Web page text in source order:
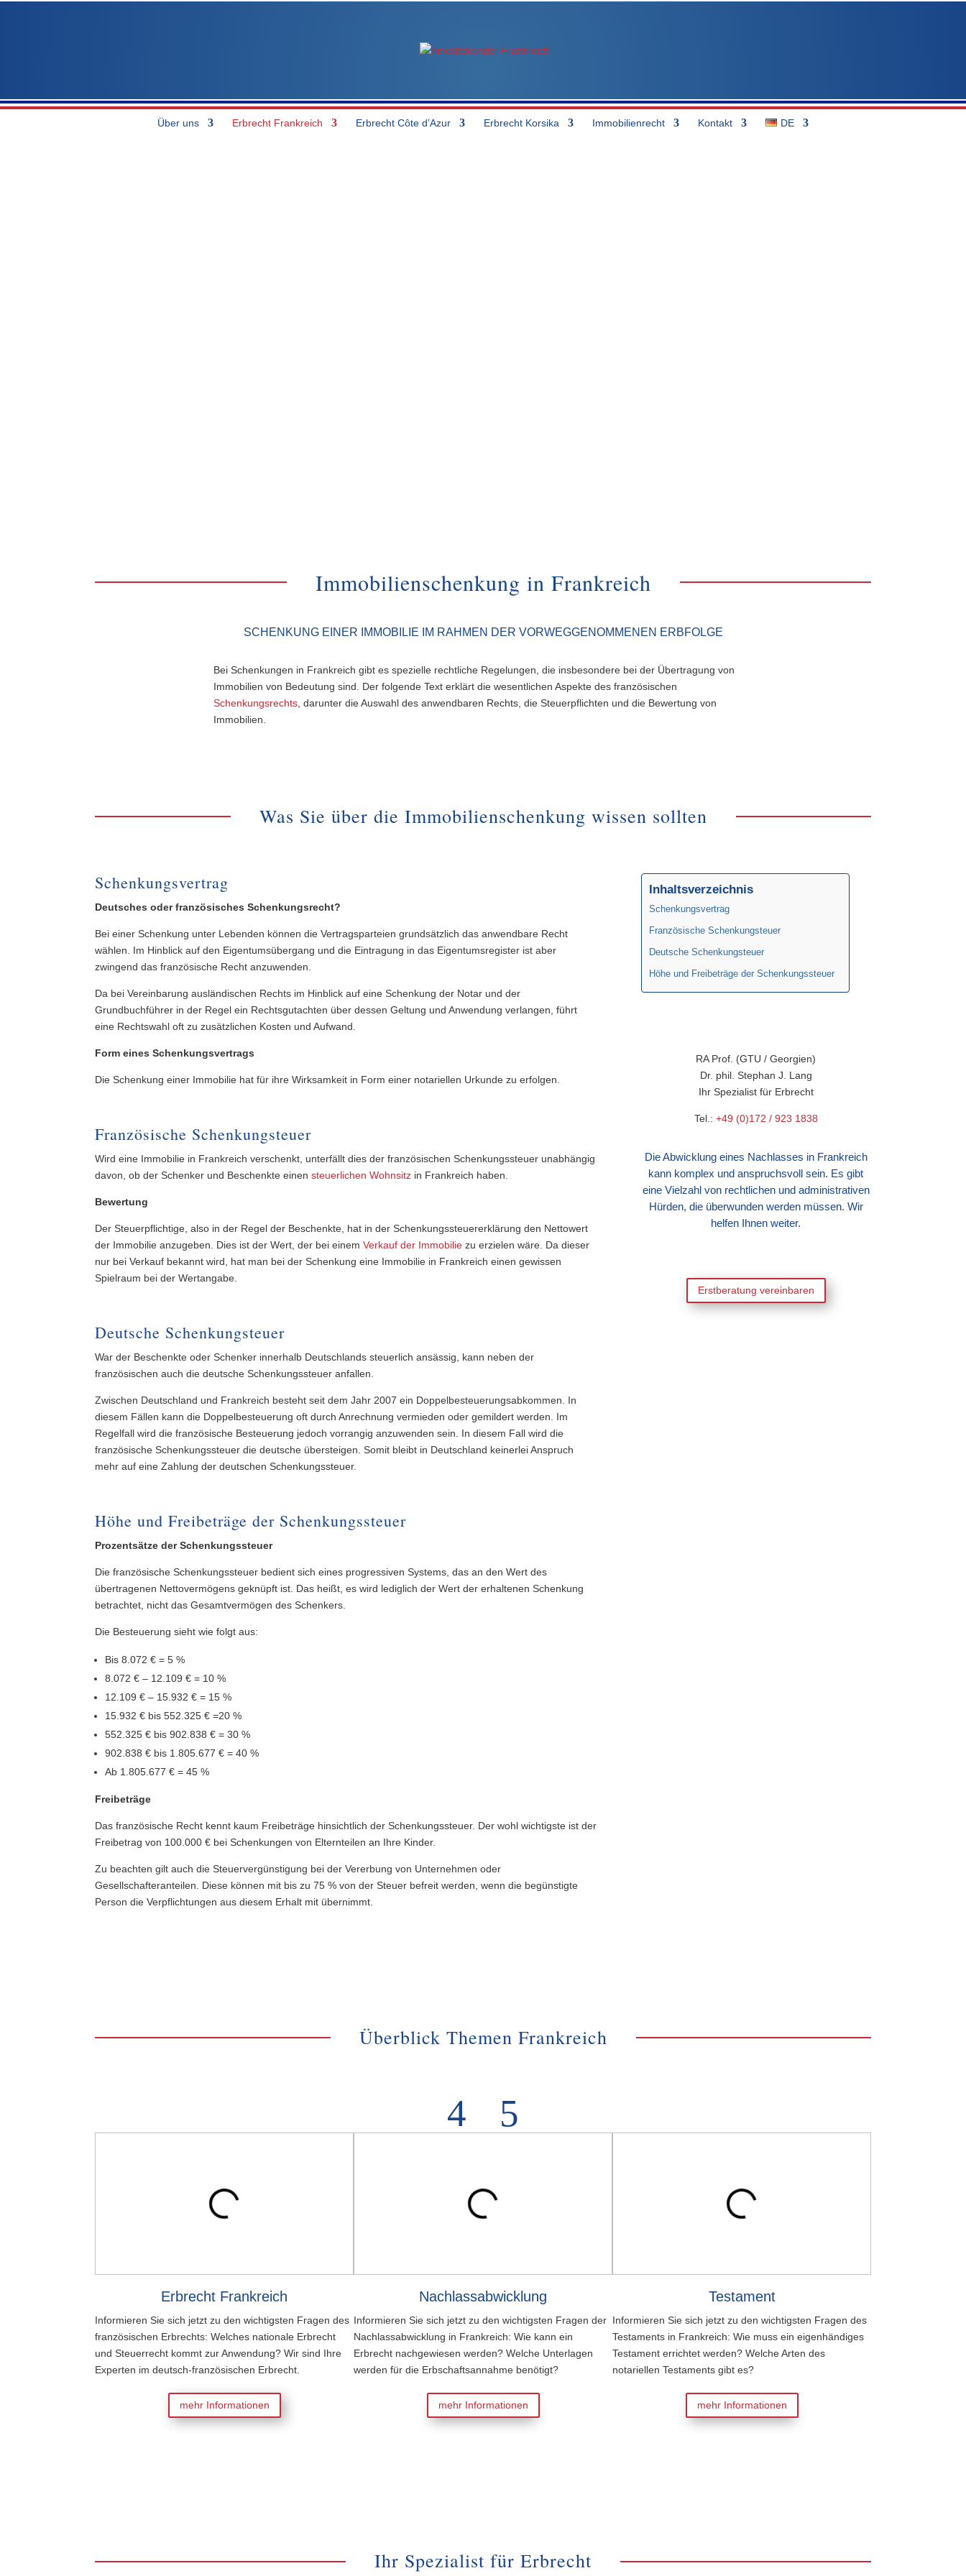
Über uns Erbrecht Frankreich Erbrecht Côte d’Azur Erbrecht Korsika Immobilienrecht Kontakt DE
Immobilienschenkung in Frankreich
SCHENKUNG EINER IMMOBILIE IM RAHMEN DER VORWEGGENOMMENEN ERBFOLGE
Bei Schenkungen in Frankreich gibt es spezielle rechtliche Regelungen, die insbesondere bei der Übertragung von
Immobilien von Bedeutung sind. Der folgende Text erklärt die wesentlichen Aspekte des französischen
Schenkungsrechts , darunter die Auswahl des anwendbaren Rechts, die Steuerpflichten und die Bewertung von
Immobilien.
Was Sie über die Immobilienschenkung wissen sollten
Schenkungsvertrag
Deutsches oder französisches Schenkungsrecht?
Bei einer Schenkung unter Lebenden können die Vertragsparteien grundsätzlich das anwendbare Recht
wählen. Im Hinblick auf den Eigentumsübergang und die Eintragung in das Eigentumsregister ist aber
zwingend das französische Recht anzuwenden.
Da bei Vereinbarung ausländischen Rechts im Hinblick auf eine Schenkung der Notar und der
Grundbuchführer in der Regel ein Rechtsgutachten über dessen Geltung und Anwendung verlangen, führt
eine Rechtswahl oft zu zusätzlichen Kosten und Aufwand.
Form eines Schenkungsvertrags
Die Schenkung einer Immobilie hat für ihre Wirksamkeit in Form einer notariellen Urkunde zu erfolgen.
Französische Schenkungsteuer
Wird eine Immobilie in Frankreich verschenkt, unterfällt dies der französischen Schenkungssteuer unabhängig
davon, ob der Schenker und Beschenkte einen steuerlichen Wohnsitz in Frankreich haben.
Bewertung
Der Steuerpflichtige, also in der Regel der Beschenkte, hat in der Schenkungssteuererklärung den Nettowert
der Immobilie anzugeben. Dies ist der Wert, der bei einem Verkauf der Immobilie zu erzielen wäre. Da dieser
nur bei Verkauf bekannt wird, hat man bei der Schenkung eine Immobilie in Frankreich einen gewissen
Spielraum bei der Wertangabe.
Deutsche Schenkungsteuer
War der Beschenkte oder Schenker innerhalb Deutschlands steuerlich ansässig, kann neben der
französischen auch die deutsche Schenkungssteuer anfallen.
Zwischen Deutschland und Frankreich besteht seit dem Jahr 2007 ein Doppelbesteuerungsabkommen. In
diesem Fällen kann die Doppelbesteuerung oft durch Anrechnung vermieden oder gemildert werden. Im
Regelfall wird die französische Besteuerung jedoch vorrangig anzuwenden sein. In diesem Fall wird die
französische Schenkungssteuer die deutsche übersteigen. Somit bleibt in Deutschland keinerlei Anspruch
mehr auf eine Zahlung der deutschen Schenkungssteuer.
Höhe und Freibeträge der Schenkungssteuer
Prozentsätze der Schenkungssteuer
Die französische Schenkungssteuer bedient sich eines progressiven Systems, das an den Wert des
übertragenen Nettovermögens geknüpft ist. Das heißt, es wird lediglich der Wert der erhaltenen Schenkung
betrachtet, nicht das Gesamtvermögen des Schenkers.
Die Besteuerung sieht wie folgt aus:
Bis 8.072 € = 5 %
8.072 € – 12.109 € = 10 %
12.109 € – 15.932 € = 15 %
15.932 € bis 552.325 € =20 %
552.325 € bis 902.838 € = 30 %
902.838 € bis 1.805.677 € = 40 %
Ab 1.805.677 € = 45 %
Freibeträge
Das französische Recht kennt kaum Freibeträge hinsichtlich der Schenkungssteuer. Der wohl wichtigste ist der
Freibetrag von 100.000 € bei Schenkungen von Elternteilen an Ihre Kinder.
Zu beachten gilt auch die Steuervergünstigung bei der Vererbung von Unternehmen oder
Gesellschafteranteilen. Diese können mit bis zu 75 % von der Steuer befreit werden, wenn die begünstigte
Person die Verpflichtungen aus diesem Erhalt mit übernimmt.
Inhaltsverzeichnis
Schenkungsvertrag
Französische Schenkungsteuer
Deutsche Schenkungsteuer
Höhe und Freibeträge der Schenkungssteuer
RA Prof. (GTU / Georgien)
Dr. phil. Stephan J. Lang
Ihr Spezialist für Erbrecht
Tel.: +49 (0)172 / 923 1838
Die Abwicklung eines Nachlasses in Frankreich
kann komplex und anspruchsvoll sein. Es gibt
eine Vielzahl von rechtlichen und administrativen
Hürden, die überwunden werden müssen. Wir
helfen Ihnen weiter.
Erstberatung vereinbaren
Überblick Themen Frankreich
Erbrecht Frankreich
Informieren Sie sich jetzt zu den wichtigsten Fragen des
französischen Erbrechts: Welches nationale Erbrecht
und Steuerrecht kommt zur Anwendung? Wir sind Ihre
Experten im deutsch-französischen Erbrecht.
mehr Informationen
Nachlassabwicklung
Informieren Sie sich jetzt zu den wichtigsten Fragen der
Nachlassabwicklung in Frankreich: Wie kann ein
Erbrecht nachgewiesen werden? Welche Unterlagen
werden für die Erbschaftsannahme benötigt?
mehr Informationen
Testament
Informieren Sie sich jetzt zu den wichtigsten Fragen des
Testaments in Frankreich: Wie muss ein eigenhändiges
Testament errichtet werden? Welche Arten des
notariellen Testaments gibt es?
mehr Informationen
Ihr Spezialist für Erbrecht